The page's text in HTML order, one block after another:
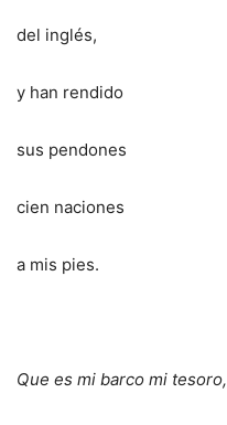
del inglés,
y han rendido
sus pendones
cien naciones
a mis pies.
Que es mi barco mi tesoro,